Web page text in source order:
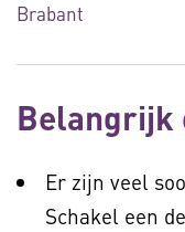
Brabant
Belangrijk
Er zijn veel
Schakel een